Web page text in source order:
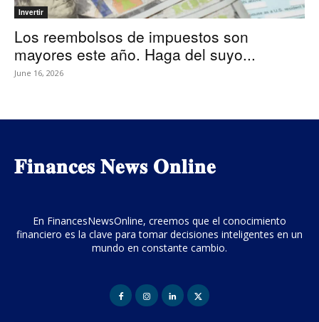
Invertir
Los reembolsos de impuestos son
mayores este año. Haga del suyo...
June 16, 2026
𝐅𝐢𝐧𝐚𝐧𝐜𝐞𝐬 𝐍𝐞𝐰𝐬 𝐎𝐧𝐥𝐢𝐧𝐞
En FinancesNewsOnline, creemos que el conocimiento
financiero es la clave para tomar decisiones inteligentes en un
mundo en constante cambio.